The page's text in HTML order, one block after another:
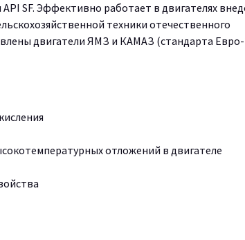
SF. Эффективно работает в двигателях
техники отечественного
двигатели ЯМЗ и КАМАЗ (стандарта
отложений в двигателе